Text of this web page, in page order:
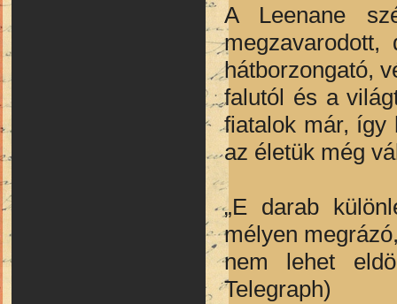
A Leenane
hátborzongató,
falutól és a
fiatalok már, így
az életük még
„E darab
mélyen
nem lehet
Telegraph)